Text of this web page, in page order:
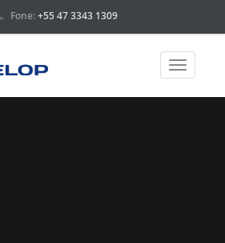
Fone:+55 47 3343 1309